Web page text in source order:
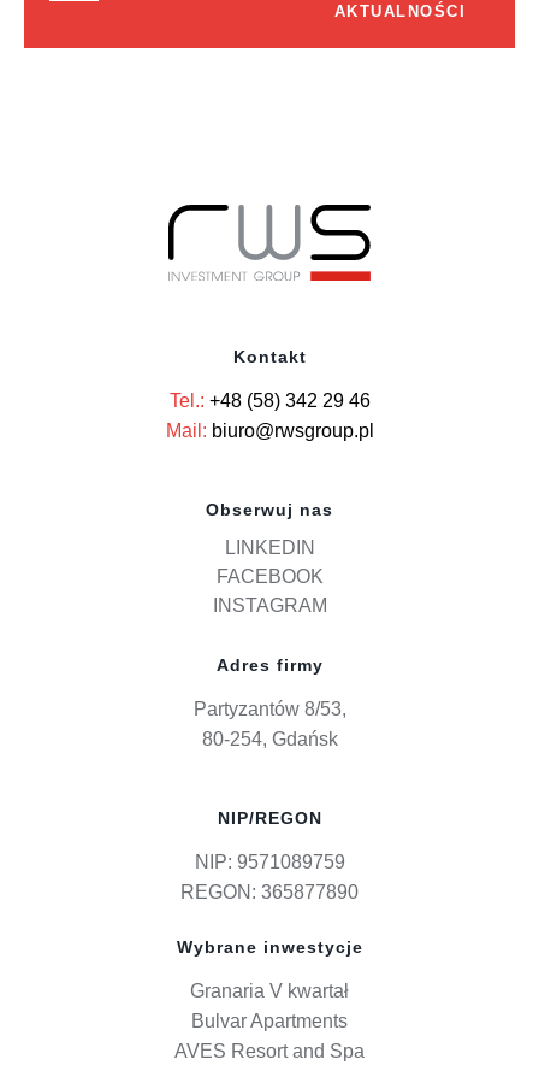
AKTUALNOŚCI
Kontakt
Tel.: +48 (58) 342 29 46
Mail: biuro@rwsgroup.pl
Obserwuj nas
LINKEDIN
FACEBOOK
INSTAGRAM
Adres firmy
Partyzantów 8/53,
80-254, Gdańsk
NIP/REGON
NIP: 9571089759
REGON: 365877890
Wybrane inwestycje
Granaria V kwartał
Bulvar Apartments
AVES Resort and Spa